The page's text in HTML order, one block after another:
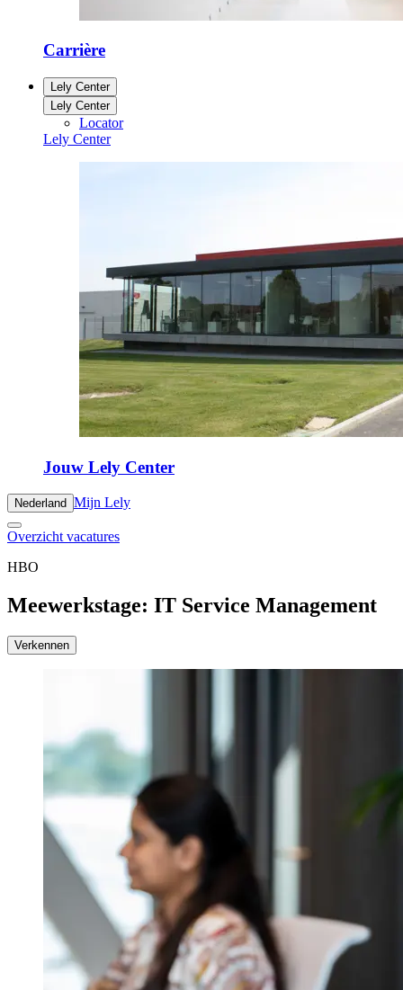
Carrière
Lely Center
Lely Center
Locator
Lely Center
Jouw Lely Center
Nederland Mijn Lely
Overzicht vacatures
HBO
Meewerkstage: IT Service Management
Verkennen